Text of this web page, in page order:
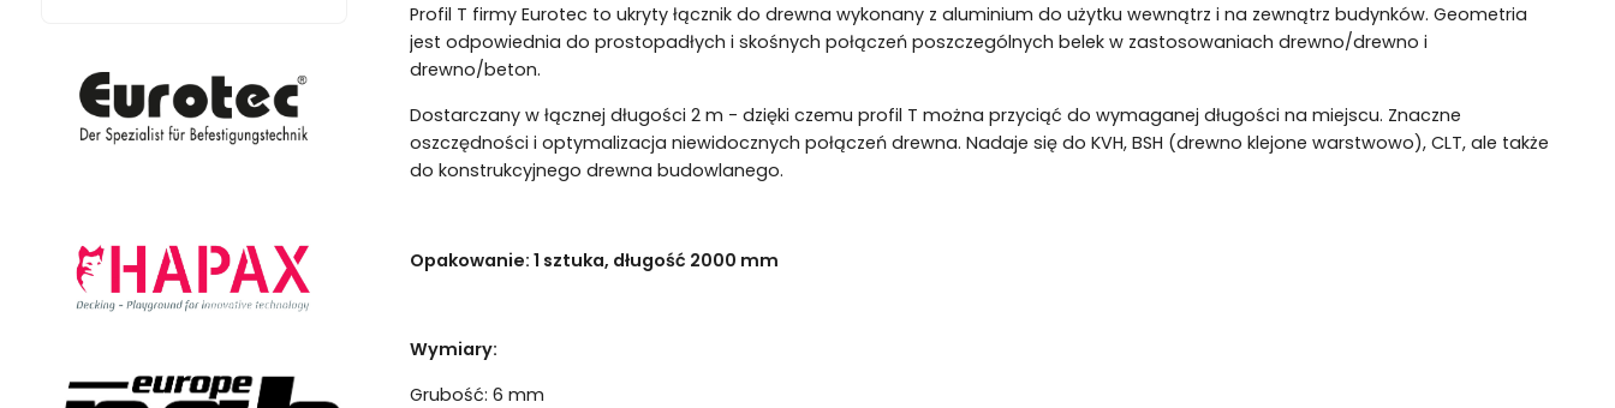
Profil T firmy Eurotec to ukryty łącznik do drewna wykonany z aluminium do użytku wewnątrz i na zewnątrz budynków. Geometria
jest odpowiednia do prostopadłych i skośnych połączeń poszczególnych belek w zastosowaniach drewno/drewno i
drewno/beton.
Dostarczany w łącznej długości 2 m - dzięki czemu profil T można przyciąć do wymaganej długości na miejscu. Znaczne
oszczędności i optymalizacja niewidocznych połączeń drewna. Nadaje się do KVH, BSH (drewno klejone warstwowo), CLT, ale także
do konstrukcyjnego drewna budowlanego.
Opakowanie: 1 sztuka, długość 2000 mm
Wymiary:
Grubość: 6 mm